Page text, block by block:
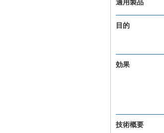
適用製品
目的
効果
技術概要